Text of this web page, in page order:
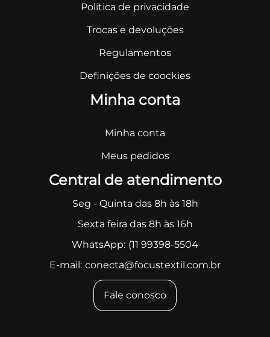
Política de privacidade
Trocas e devoluções
Regulamentos
Definições de coockies
Minha conta
Minha conta
Meus pedidos
Central de atendimento
Seg - Quinta das 8h às 18h
Sexta feira das 8h às 16h
WhatsApp: (11 99398-5504
E-mail: conecta@focustextil.com.br
Fale conosco